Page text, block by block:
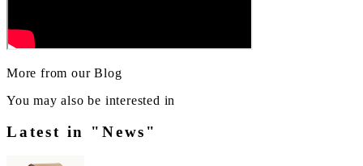
More from our Blog
You may also be interested in
Latest in "News"